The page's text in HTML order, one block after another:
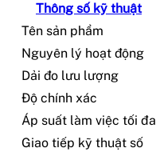
Thông số kỹ thuật
Tên sản phẩm
Nguyên lý hoạt động
Dải đo lưu lượng
Độ chính xác
Áp suất làm việc tối đa
Giao tiếp kỹ thuật số